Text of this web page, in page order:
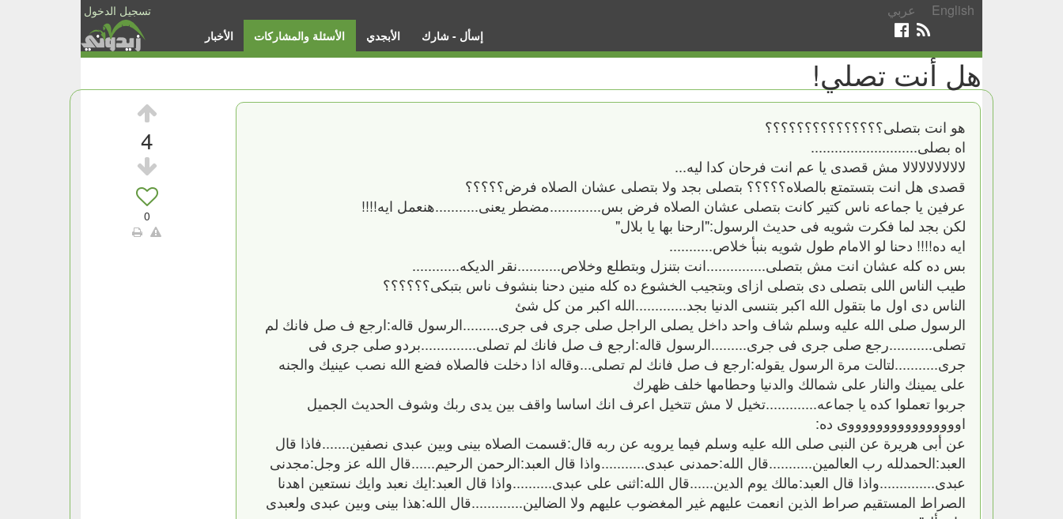
تسجيل الدخول عربي English
الأخبار الأسئلة والمشاركات الأبجدي إسأل - شارك
هل أنت تصلي!
4
0
هو انت بتصلى؟؟؟؟؟؟؟؟؟؟؟؟؟؟؟
اه بصلى...........................
لالالالالالالالا مش قصدى يا عم انت فرحان كدا ليه...
قصدى هل انت بتستمتع بالصلاه؟؟؟؟؟ بتصلى بجد ولا بتصلى عشان الصلاه فرض؟؟؟؟؟
عرفين يا جماعه ناس كتير كانت بتصلى عشان الصلاه فرض بس.............مضطر يعنى...........هنعمل ايه!!!!
لكن بجد لما فكرت شويه فى حديث الرسول:"ارحنا بها يا بلال"
ايه ده!!!! دحنا لو الامام طول شويه بنبأ خلاص...........
بس ده كله عشان انت مش بتصلى...............انت بتنزل وبتطلع وخلاص...........نقر الديكه............
طيب الناس اللى بتصلى دى بتصلى ازاى وبتجيب الخشوع ده كله منين دحنا بنشوف ناس بتبكى؟؟؟؟؟؟
الناس دى اول ما بتقول الله اكبر بتنسى الدنيا بجد.............الله اكبر من كل شئ
الرسول صلى الله عليه وسلم شاف واحد داخل يصلى الراجل صلى جرى فى جرى.........الرسول قاله:ارجع ف صل فانك لم
تصلى...........رجع صلى جرى فى جرى.........الرسول قاله:ارجع ف صل فانك لم تصلى..............بردو صلى جرى فى
جرى...........لتالت مرة الرسول يقوله:ارجع ف صل فانك لم تصلى...وقاله اذا دخلت فالصلاه فضع الله نصب عينيك والجنه
على يمينك والنار على شمالك والدنيا وحطامها خلف ظهرك
جربوا تعملوا كده يا جماعه.............تخيل لا مش تتخيل اعرف انك اساسا واقف بين يدى ربك وشوف الحديث الجميل
اووووووووووووووووى ده:
عن أبى هريرة عن النبى صلى الله عليه وسلم فيما يرويه عن ربه قال:قسمت الصلاه بينى وبين عبدى نصفين.......فاذا قال
العبد:الحمدلله رب العالمين...........قال الله:حمدنى عبدى...........واذا قال العبد:الرحمن الرحيم......قال الله عز وجل:مجدنى
عبدى..............واذا قال العبد:مالك يوم الدين......قال الله:اثنى على عبدى..........واذا قال العبد:ايك نعبد وايك نستعين اهدنا
الصراط المستقيم صراط الذين انعمت عليهم غير المغضوب عليهم ولا الضالين.............قال الله:هذا بينى وبين عبدى ولعبدى